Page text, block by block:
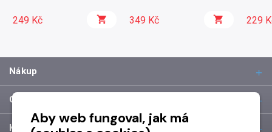
249 Kč 349 Kč 229
Nákup
O společnosti
Kontakt
Aby web fungoval, jak má